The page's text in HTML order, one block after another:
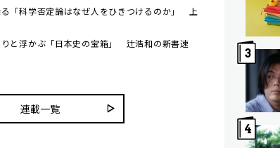
「科学否定論はなぜ人をひきつけるのか」 上
と浮かぶ「日本史の宝箱」 辻浩和の新書速
連載一覧